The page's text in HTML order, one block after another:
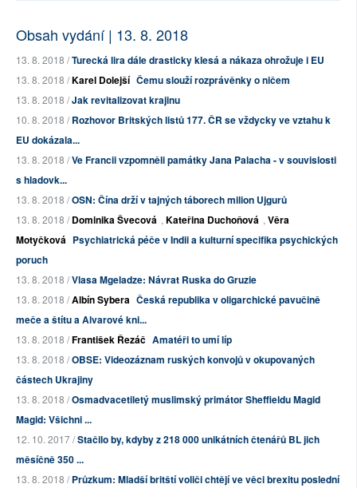
Obsah vydání | 13. 8. 2018
13. 8. 2018 /Turecká lira dále drasticky klesá a nákaza ohrožuje i EU
13. 8. 2018 /Karel Dolejší Čemu slouží rozprávěnky o ničem
13. 8. 2018 /Jak revitalizovat krajinu
10. 8. 2018 /Rozhovor Britských listů 177. ČR se vždycky ve vztahu k
EU dokázala...
13. 8. 2018 /Ve Francii vzpomněli památky Jana Palacha - v souvislosti
s hladovk...
13. 8. 2018 /OSN: Čína drží v tajných táborech milion Ujgurů
13. 8. 2018 /Dominika Švecová , Kateřina Duchoňová , Věra
Motyčková Psychiatrická péče v Indii a kulturní specifika psychických
poruch
13. 8. 2018 /Vlasa Mgeladze: Návrat Ruska do Gruzie
13. 8. 2018 /Albín Sybera Česká republika v oligarchické pavučině
meče a štítu a Alvarové kni...
13. 8. 2018 /František Řezáč Amatéři to umí líp
13. 8. 2018 /OBSE: Videozáznam ruských konvojů v okupovaných
částech Ukrajiny
13. 8. 2018 /Osmadvacetiletý muslimský primátor Sheffieldu Magid
Magid: Všichni ...
12. 10. 2017 /Stačilo by, kdyby z 218 000 unikátních čtenářů BL jich
měsíčně 350 ...
13. 8. 2018 /Průzkum: Mladší britští voliči chtějí ve věci brexitu poslední